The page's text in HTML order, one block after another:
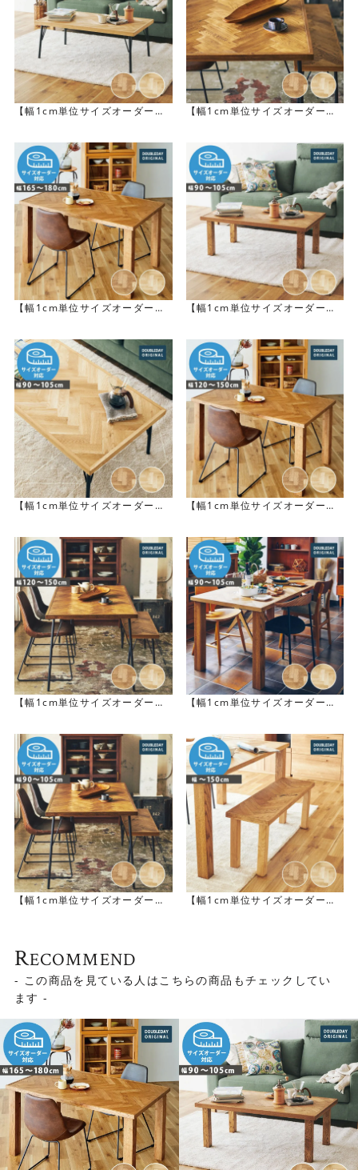
へリンボーンの天板にストレートの木脚がやさしい印象の
「NANCY」。第一印象はあくまで「シンプル」。その分、
天板のヘリンボーンが際立ちます。 天然木で組み合わせた
ヘリンボーン柄の家具は特別なものとしてインテリアを引
き立てます。
画像は幅105cm
香川県の工場で一貫生産
「NANCY」は、香川県の家具工場で生産されています。ベ
テランの職人を多数抱えるこの工場では、長年培われた技
貫して行われています。一貫生産だからこそ実現するクオ
リティが「NANCY」の魅力です。
手作業で張り合わせる天板
実は、ヘリンボーンの天板は手作業で張り合わせていま
す。張り合わせもさることながら、天板がなめらかに仕上
がるように行われる研磨や、オイル塗装にいたるまで、熟
練の職人による手作業。職人の長年の経験によって積み上
げられた技術でしか生み出すことができないのがNANCYシ
【幅1cm単位サイズオーダー】
テーブル
【幅1cm単位サイズオーダー】
【幅1cm単位サイズオーダー】
ニングテーブル
【幅1cm単位サイズオーダー】
ーテーブル
【幅1cm単位サイズオーダー】
テーブル
【幅1cm単位サイズオーダー】
ニングテーブル
【幅1cm単位サイズオーダー】
グテーブル
【幅1cm単位サイズオーダー】
ングテーブル
【幅1cm単位サイズオーダー】
【幅1cm単位サイズオーダー】
RECOMMEND
- この商品を見ている人はこちらの商品もチェックしてい
ます -